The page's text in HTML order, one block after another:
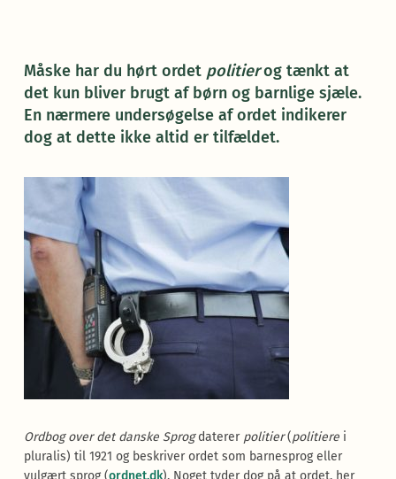
Måske har du hørt ordet politierog tænkt at
det kun bliver brugt af børn og barnlige sjæle.
En nærmere undersøgelse af ordet indikerer
dog at dette ikke altid er tilfældet.
Ordbog over det danske Sprogdaterer politier(politierei
pluralis) til 1921 og beskriver ordet som barnesprog eller
vulgært sprog (ordnet.dk). Noget tyder dog på at ordet, her